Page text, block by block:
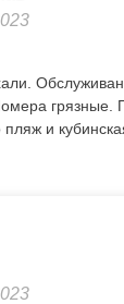
грязные.
пляж и